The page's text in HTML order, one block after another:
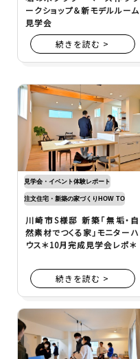
ークショップ＆新モデルルーム
見学会
続きを読む >
見学会・イベント体験レポート
注文住宅・新築の家づくりHOW TO
川崎市S様邸 新築「無垢・自
然素材でつくる家」モニターハ
ウス＊10月完成見学会レポ＊
続きを読む >